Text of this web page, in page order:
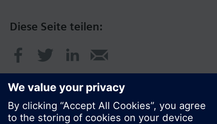
Diese Seite teilen: